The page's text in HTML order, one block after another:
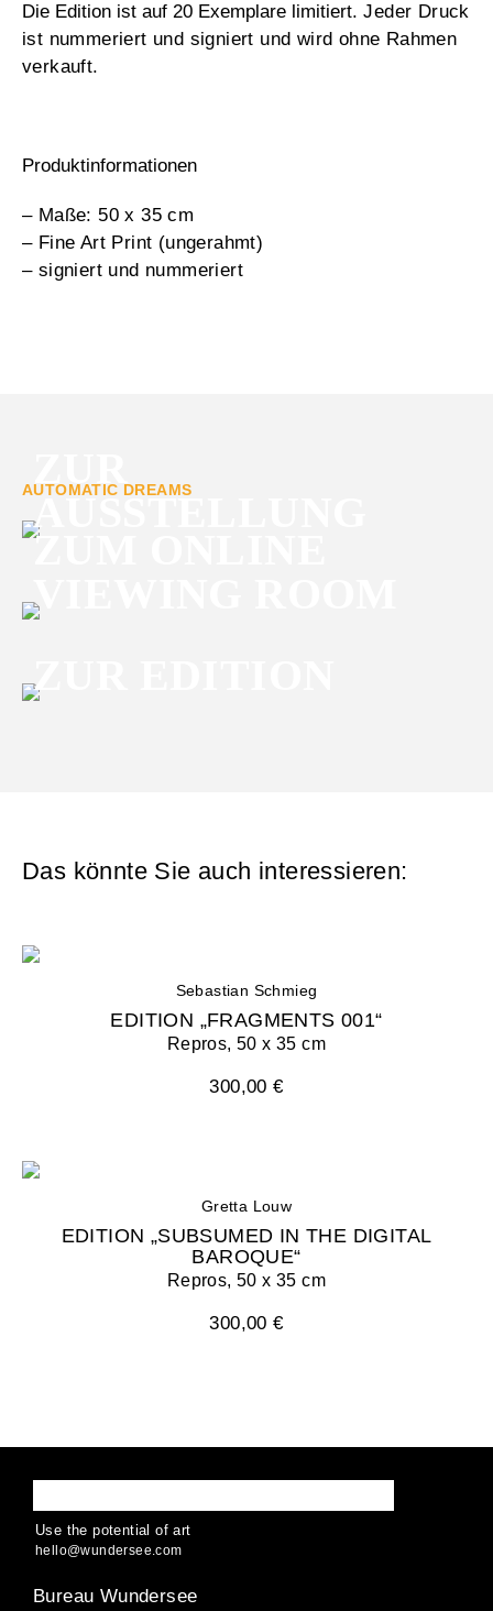
Die Edition ist auf 20 Exemplare limitiert. Jeder Druck
ist nummeriert und signiert und wird ohne Rahmen
verkauft.
Produktinformationen
– Maße: 50 x 35 cm
– Fine Art Print (ungerahmt)
– signiert und nummeriert
AUTOMATIC DREAMS
AUSSTELLUNG
ZUM ONLINE
VIEWING ROOM
ZUR EDITION
Das könnte Sie auch interessieren:
Sebastian Schmieg
EDITION „FRAGMENTS 001“
Repros, 50 x 35 cm
300,00 €
Gretta Louw
EDITION „SUBSUMED IN THE DIGITAL
BAROQUE“
Repros, 50 x 35 cm
300,00 €
Use the potential of art
hello@wundersee.com
Bureau Wundersee